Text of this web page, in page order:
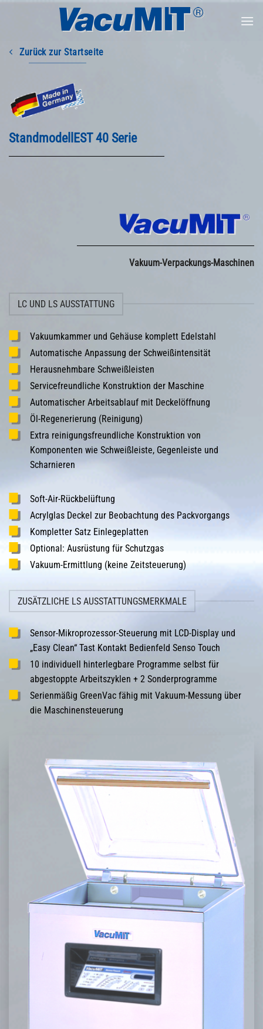
Zurück zur Startseite
StandmodellEST 40 Serie
Vakuum-Verpackungs-Maschinen
LC UND LS AUSSTATTUNG
Vakuumkammer und Gehäuse komplett Edelstahl
Automatische Anpassung der Schweißintensität
Herausnehmbare Schweißleisten
Servicefreundliche Konstruktion der Maschine
Automatischer Arbeitsablauf mit Deckelöffnung
Öl-Regenerierung (Reinigung)
Extra reinigungsfreundliche Konstruktion von
Komponenten wie Schweißleiste, Gegenleiste und
Scharnieren
Soft-Air-Rückbelüftung
Acrylglas Deckel zur Beobachtung des Packvorgangs
Kompletter Satz Einlegeplatten
Optional: Ausrüstung für Schutzgas
Vakuum-Ermittlung (keine Zeitsteuerung)
ZUSÄTZLICHE LS AUSSTATTUNGSMERKMALE
Sensor-Mikroprozessor-Steuerung mit LCD-Display und
„Easy Clean“ Tast Kontakt Bedienfeld Senso Touch
10 individuell hinterlegbare Programme selbst für
abgestoppte Arbeitszyklen + 2 Sonderprogramme
Serienmäßig GreenVac fähig mit Vakuum-Messung über
die Maschinensteuerung